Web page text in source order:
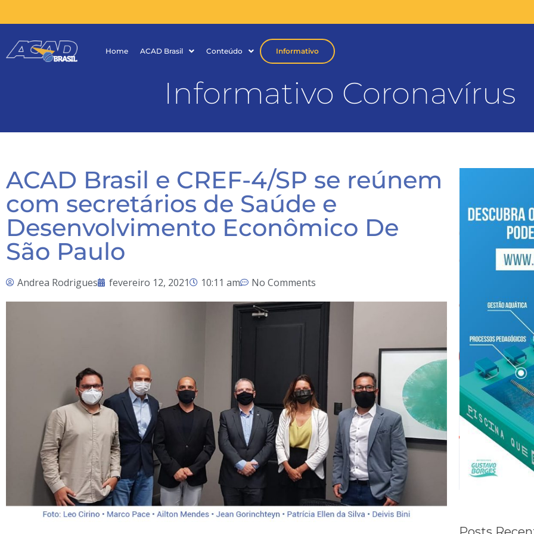
Home ACAD Brasil Conteúdo Informativo
Informativo Coronavírus
ACAD Brasil e CREF-4/SP se reúnem
com secretários de Saúde e
Desenvolvimento Econômico De
São Paulo
Andrea Rodrigues fevereiro 12, 2021 10:11 am No Comments